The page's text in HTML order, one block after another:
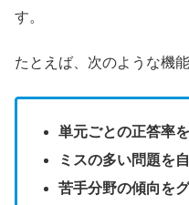
す。
たとえば、次のような機
単元ごとの正答率
ミスの多い問題を
苦手分野の傾向を